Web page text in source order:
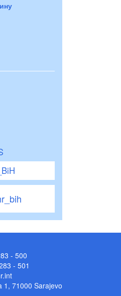
- 500
- 501
1, 71000 Sarajevo